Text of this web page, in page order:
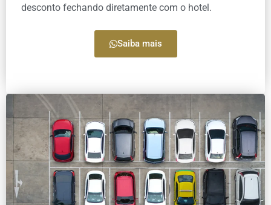
desconto fechando diretamente com o hotel.
Saiba mais